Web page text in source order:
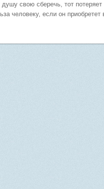
свою сберечь, тот
человеку, если он